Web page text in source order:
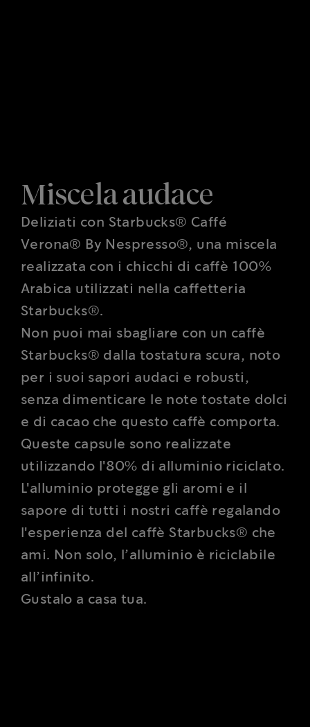
Miscela audace
Deliziati con Starbucks® Caffé
Verona® By Nespresso®, una miscela
realizzata con i chicchi di caffè 100%
Arabica utilizzati nella caffetteria
Starbucks®.
Non puoi mai sbagliare con un caffè
Starbucks® dalla tostatura scura, noto
per i suoi sapori audaci e robusti,
senza dimenticare le note tostate dolci
e di cacao che questo caffè comporta.
Queste capsule sono realizzate
utilizzando l'80% di alluminio riciclato.
L'alluminio protegge gli aromi e il
sapore di tutti i nostri caffè regalando
l'esperienza del caffè Starbucks® che
ami. Non solo, l’alluminio è riciclabile
all’infinito.
Gustalo a casa tua.